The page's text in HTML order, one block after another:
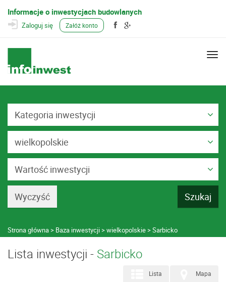
Informacje o inwestycjach budowlanych
Zaloguj się Załóż konto
Kategoria inwestycji
wielkopolskie
Wartość inwestycji
Strona główna Baza inwestycji wielkopolskie Sarbicko
Lista inwestycji - Sarbicko
Mapa
Lista